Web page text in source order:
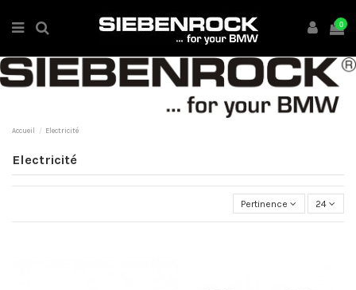
0
Accueil Electricité
Electricité
Pertinence 24